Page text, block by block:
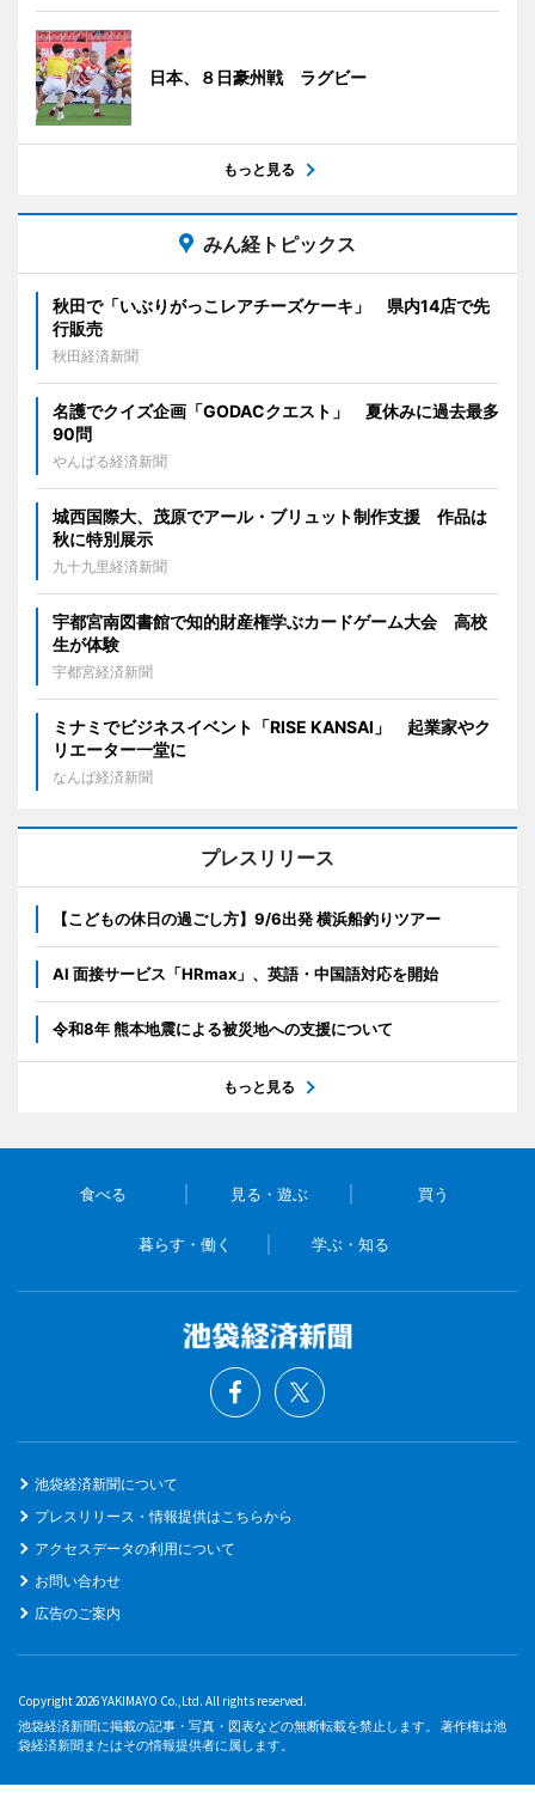
日本、８日豪州戦 ラグビー
もっと見る
みん経トピックス
秋田で「いぶりがっこレアチーズケーキ」 県内14店で先
行販売
秋田経済新聞
名護でクイズ企画「GODACクエスト」 夏休みに過去最多
90問
やんばる経済新聞
城西国際大、茂原でアール・ブリュット制作支援 作品は
秋に特別展示
九十九里経済新聞
宇都宮南図書館で知的財産権学ぶカードゲーム大会 高校
生が体験
宇都宮経済新聞
ミナミでビジネスイベント「RISE KANSAI」 起業家やク
リエーター一堂に
なんば経済新聞
プレスリリース
【こどもの休日の過ごし方】9/6出発 横浜船釣りツアー
AI 面接サービス「HRmax」、英語・中国語対応を開始
令和8年 熊本地震による被災地への支援について
もっと見る
食べる 見る・遊ぶ 買う
暮らす・働く 学ぶ・知る
池袋経済新聞について
プレスリリース・情報提供はこちらから
アクセスデータの利用について
お問い合わせ
広告のご案内
Copyright 2026 YAKIMAYO Co.,Ltd. All rights reserved.
池袋経済新聞に掲載の記事・写真・図表などの無断転載を禁止します。 著作権は池
袋経済新聞またはその情報提供者に属します。